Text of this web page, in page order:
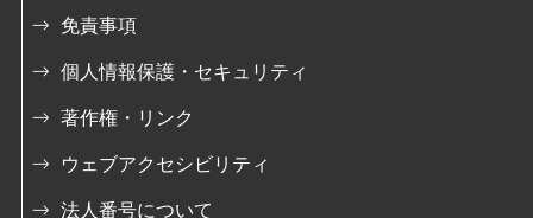
免責事項
個人情報保護・セキュリティ
著作権・リンク
ウェブアクセシビリティ
法人番号について